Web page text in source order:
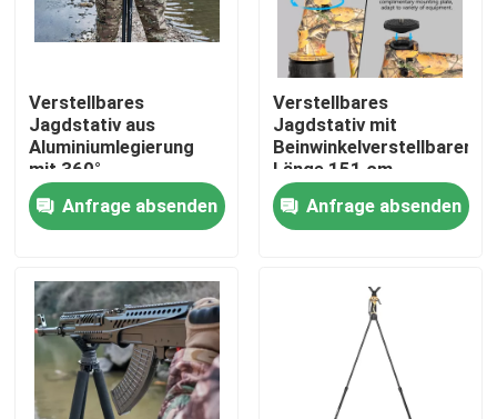
Produkte
Videos
Verstellbares
Jagdstativ aus
Aluminiumlegierung
mit 360°-
Streckenbereich
Anfrage absenden
Verstellbares
Jagdstativ mit
Beinwinkelverstellbarer
Länge 151 cm
Anfrage absenden